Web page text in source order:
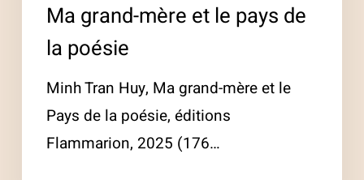
Ma grand-mère et le pays de
la poésie
Minh Tran Huy, Ma grand-mère et le
Pays de la poésie, éditions
Flammarion, 2025 (176…